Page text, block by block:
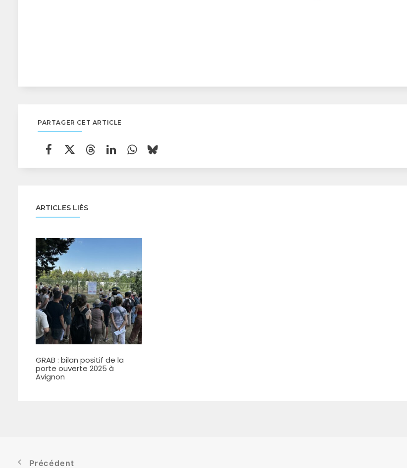
PARTAGER CET ARTICLE
ARTICLES LIÉS
GRAB : bilan positif de la
porte ouverte 2025 à
Avignon
Précédent